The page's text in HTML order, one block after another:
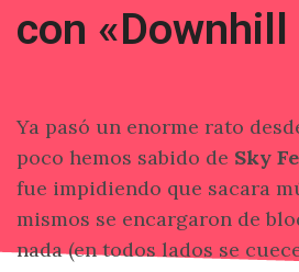
con
Ya pasó un enorme rato
poco hemos sabido de Sky
fue impidiendo que sacara
mismos se encargaron de
nada (en todos lados se